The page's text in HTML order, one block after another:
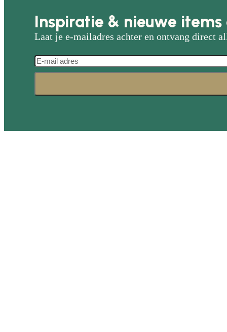
Inspiratie & nieuwe
Laat je e-mailadres achter en ontvang direct